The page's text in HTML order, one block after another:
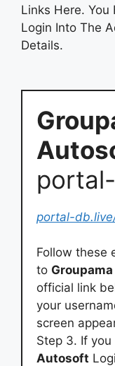
Links Here. You
Login Into The
Details.
portal-
Follow these
to
official link
your
screen
Step 3. If you
Autosoft